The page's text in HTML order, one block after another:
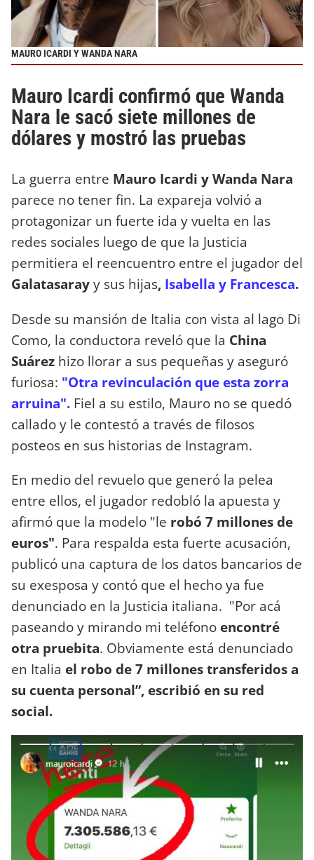
MAURO ICARDI Y WANDA NARA
Mauro Icardi confirmó que Wanda
Nara le sacó siete millones de
dólares y mostró las pruebas
La guerra entre Mauro Icardi y Wanda Nara
parece no tener fin. La expareja volvió a
protagonizar un fuerte ida y vuelta en las
redes sociales luego de que la Justicia
permitiera el reencuentro entre el jugador del
Galatasarayy sus hijas, Isabella y Francesca.
Desde su mansión de Italia con vista al lago Di
Como, la conductora reveló que la China
Suárez hizo llorar a sus pequeñas y aseguró
furiosa: "Otra revinculación que esta zorra
arruina". Fiel a su estilo, Mauro no se quedó
callado y le contestó a través de filosos
posteos en sus historias de Instagram.
En medio del revuelo que generó la pelea
entre ellos, el jugador redobló la apuesta y
afirmó que la modelo "le robó 7 millones de
euros". Para respalda esta fuerte acusación,
publicó una captura de los datos bancarios de
su exesposa y contó que el hecho ya fue
denunciado en la Justicia italiana. "Por acá
paseando y mirando mi teléfono encontré
otra pruebita. Obviamente está denunciado
en Italia el robo de 7 millones transferidos a
su cuenta personal”, escribió en su red
social.